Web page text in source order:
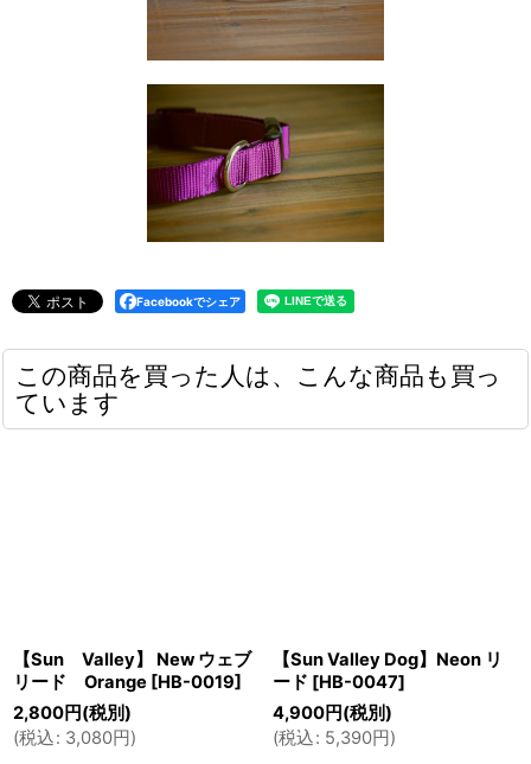
Facebookでシェア
この商品を買った人は、こんな商品も買っ
ています
【Sun Valley】 New ウェブ
リード Orange [HB-0019]
2,800円(税別)
(税込: 3,080円)
【Sun Valley Dog】Neon リ
ード [HB-0047]
4,900円(税別)
(税込: 5,390円)